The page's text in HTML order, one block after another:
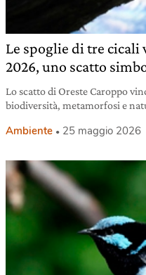
Le spoglie di tre
2026, uno scatto
Lo scatto di Oreste Caroppo
biodiversità, metamorfosi e
Ambiente 25 maggio 2026